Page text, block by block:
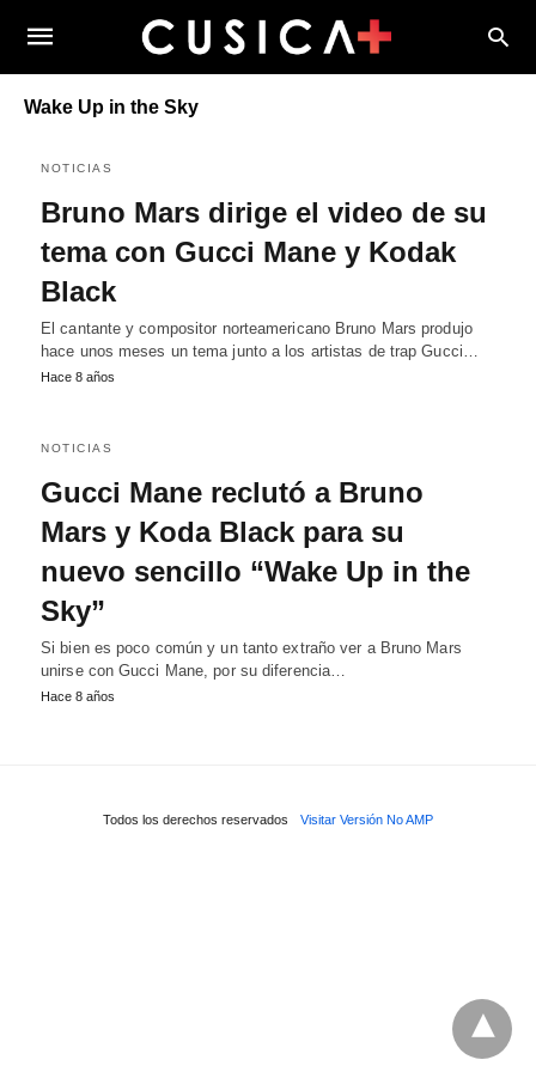
Wake Up in the Sky
NOTICIAS
Bruno Mars dirige el video de su
tema con Gucci Mane y Kodak
Black
El cantante y compositor norteamericano Bruno Mars produjo
hace unos meses un tema junto a los artistas de trap Gucci…
Hace 8 años
NOTICIAS
Gucci Mane reclutó a Bruno
Mars y Koda Black para su
nuevo sencillo “Wake Up in the
Sky”
Si bien es poco común y un tanto extraño ver a Bruno Mars
unirse con Gucci Mane, por su diferencia…
Hace 8 años
Todos los derechos reservados Visitar Versión No AMP